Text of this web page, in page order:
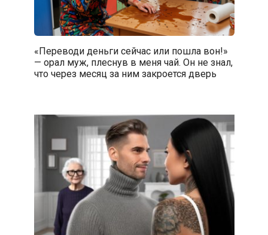
«Переводи деньги сейчас или пошла вон!»
— орал муж, плеснув в меня чай. Он не знал,
что через месяц за ним закроется дверь